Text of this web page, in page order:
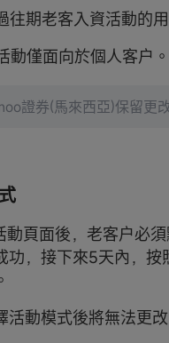
往期老客入資活動的
動僅面向於個人客户。
證券(馬來西亞)保留更
動頁面後，老客户必
功，接下來5天內，
活動模式後將無法更